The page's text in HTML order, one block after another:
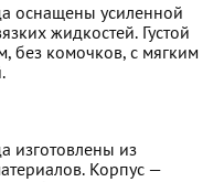
оснащены усиленной
жидкостей. Густой
без комочков, с мягким
изготовлены из
Корпус —